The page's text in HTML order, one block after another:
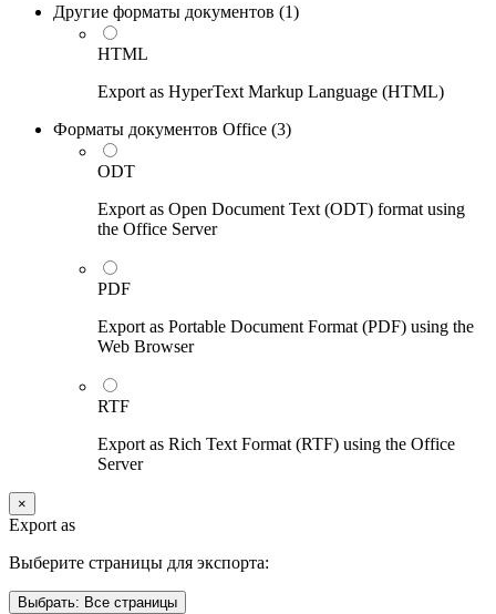
Другие форматы документов (1)
HTML
Export as HyperText Markup Language (HTML)
Форматы документов Office (3)
ODT
Export as Open Document Text (ODT) format using
the Office Server
PDF
Export as Portable Document Format (PDF) using the
Web Browser
RTF
Export as Rich Text Format (RTF) using the Office
Server
×
Export as
Выберите страницы для экспорта:
Выбрать: Все страницы